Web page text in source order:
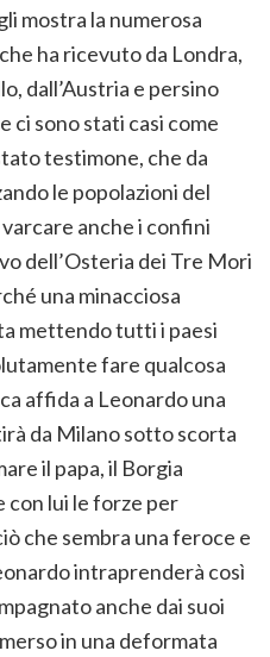
mostra la numerosa
ha ricevuto da Londra,
dall’Austria e persino
ci sono stati casi come
testimone, che da
le popolazioni del
anche i confini
dell’Osteria dei Tre Mori
una minacciosa
mettendo tutti i paesi
fare qualcosa
affida a Leonardo una
da Milano sotto scorta
il papa, il Borgia
con lui le forze per
che sembra una feroce e
intraprenderà così
anche dai suoi
in una deformata